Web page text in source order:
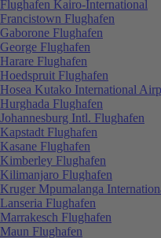
Flughafen Kairo-International
Francistown Flughafen
Gaborone Flughafen
George Flughafen
Harare Flughafen
Hoedspruit Flughafen
Hosea Kutako International
Hurghada Flughafen
Johannesburg Intl. Flughafen
Kapstadt Flughafen
Kasane Flughafen
Kimberley Flughafen
Kilimanjaro Flughafen
Kruger Mpumalanga
Lanseria Flughafen
Marrakesch Flughafen
Maun Flughafen